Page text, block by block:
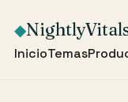
◆
InicioTemas